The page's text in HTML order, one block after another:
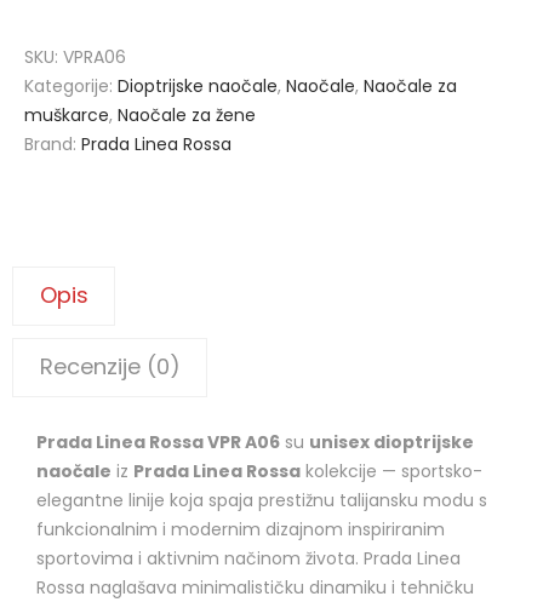
SKU: VPRA06
Kategorije: Dioptrijske naočale, Naočale, Naočale za
muškarce, Naočale za žene
Brand: Prada Linea Rossa
Opis
Recenzije (0)
Prada Linea Rossa VPR A06 su unisex dioptrijske
naočale iz Prada Linea Rossa kolekcije — sportsko-
elegantne linije koja spaja prestižnu talijansku modu s
funkcionalnim i modernim dizajnom inspiriranim
sportovima i aktivnim načinom života. Prada Linea
Rossa naglašava minimalističku dinamiku i tehničku